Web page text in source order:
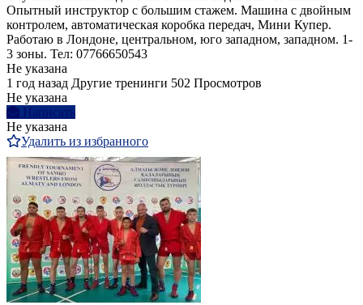
Опытный инструктор с большим стажем. Машина с двойным
контролем, автоматическая коробка передач, Мини Купер.
Работаю в Лондоне, центральном, юго западном, западном. 1-
3 зоны. Тел: 07766650543
Не указана
1 год назад Другие тренинги 502 Просмотров
Не указана
Написать
Не указана
Удалить из избранного